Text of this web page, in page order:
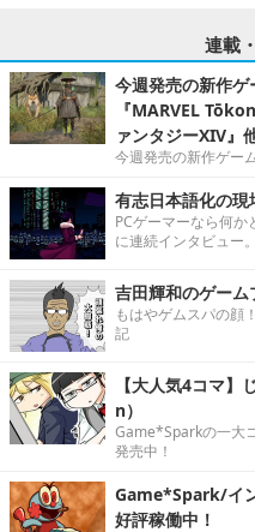
連載
今週発売の新作
『MARVEL
ァンタジーXIV』
今週発売の新作ゲー
有志日本語化の現
PCゲーマーなら何
に連続インタビュー。
吉田輝和のゲーム
もはやゲムスパの顔
記
【大人気4コマ
n）
Game*Sparkの一大
発売中！
Game*Spark/イ
好評稼働中！